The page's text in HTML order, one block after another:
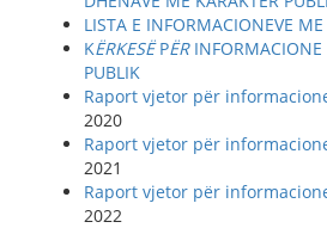
LISTA E INFORMACIONEVE
KËRKESËPËRINFORMACIONE
PUBLIK
Raport vjetor për
2020
Raport vjetor për
2021
Raport vjetor për
2022